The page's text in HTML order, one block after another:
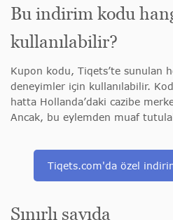
Bu indirim kodu
kullanılabilir?
Kupon kodu, Tiqets’te sunulan
deneyimler için kullanılabilir.
hatta Hollanda’daki cazibe
Ancak, bu eylemden muaf
Tiqets.com'da özel
Sınırlı sayıda